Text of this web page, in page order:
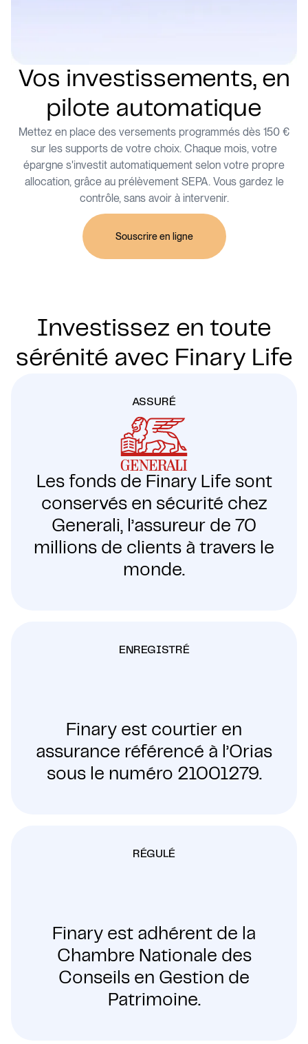
Vos investissements, en
pilote automatique
Mettez en place des versements programmés dès 150 €
sur les supports de votre choix. Chaque mois, votre
épargne s'investit automatiquement selon votre propre
allocation, grâce au prélèvement SEPA. Vous gardez le
contrôle, sans avoir à intervenir.
Souscrire en ligne
Investissez en toute
sérénité avec Finary Life
ASSURÉ
Les fonds de Finary Life sont
conservés en sécurité chez
Generali, l’assureur de 70
millions de clients à travers le
monde.
ENREGISTRÉ
Finary est courtier en
assurance référencé à l’Orias
sous le numéro 21001279.
RÉGULÉ
Finary est adhérent de la
Chambre Nationale des
Conseils en Gestion de
Patrimoine.